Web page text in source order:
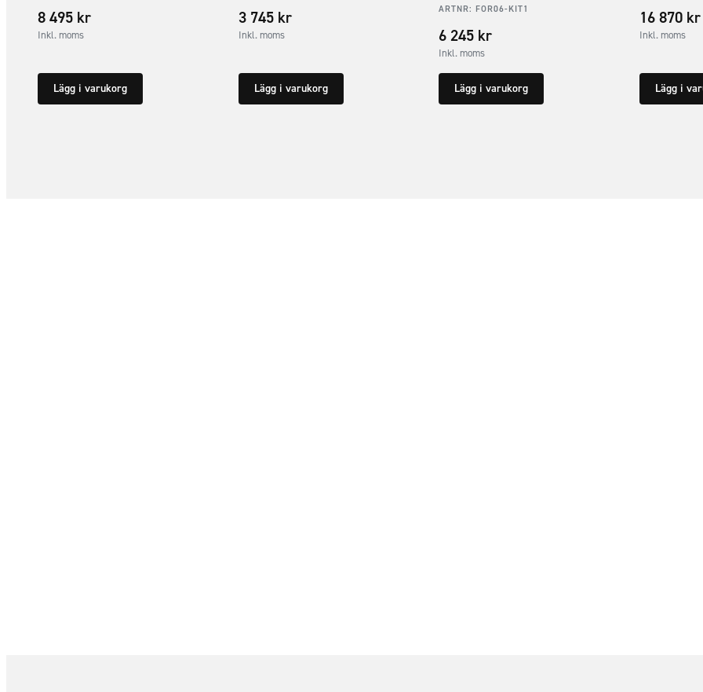
8 495 kr
Inkl. moms
Lägg i varukorg
3 745 kr
Inkl. moms
Lägg i varukorg
ARTNR: FOR06-KIT1
6 245 kr
Inkl. moms
Lägg i varukorg
16 870 kr
Inkl. moms
Lägg i